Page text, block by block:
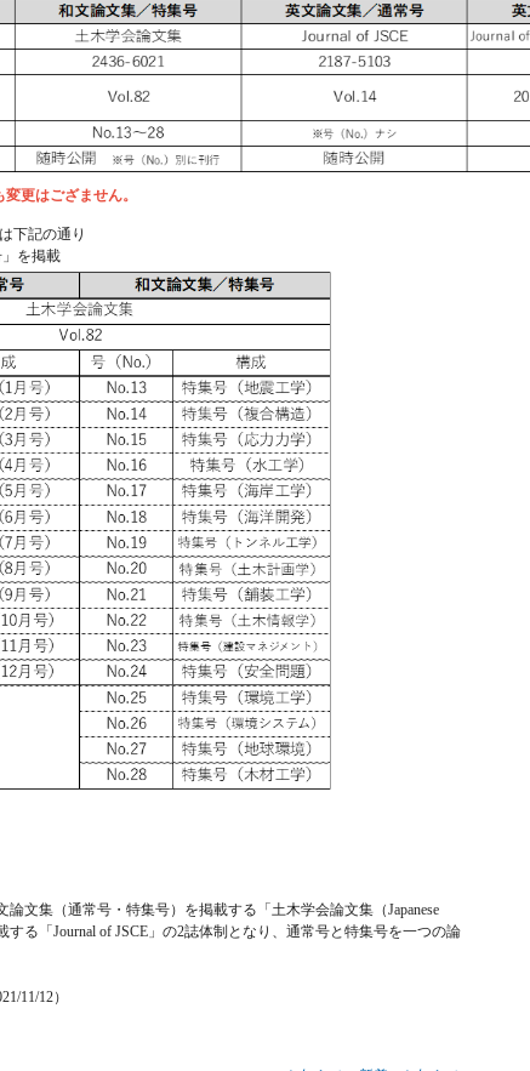
更はござません。
下記の通り
を掲載
文集（通常号・特集号）を掲載する「土木学会論文集（Japanese
る「Journal of JSCE」の2誌体制となり、通常号と特集号を一つの論
11/12）